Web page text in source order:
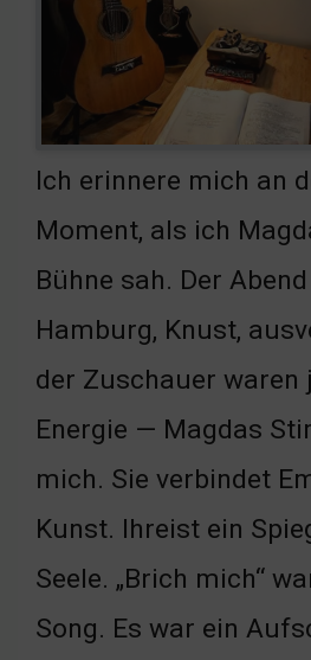
Ich erinnere mich an
Moment, als ich
Bühne sah. Der
Hamburg, Knust,
der Zuschauer waren
Energie — Magdas
mich. Sie verbindet
Kunst. Ihreist ein
Seele. „Brich mich“
Song. Es war ein